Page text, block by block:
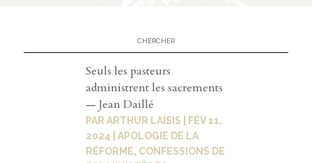
soutenir
Seuls les pasteurs
administrent les sacrements
— Jean Daillé
PARARTHUR LAISIS
FÉV 11,
2024 |APOLOGIE DE LA
RÉFORME, CONFESSIONS DE